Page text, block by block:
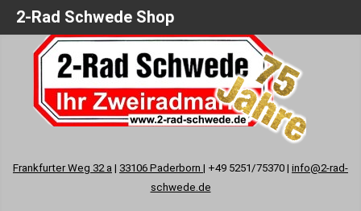
Frankfurter Weg 32 a | 33106 Paderborn | +49 5251/75370 | info@2-rad-
schwede.de
2-Rad Schwede Shop